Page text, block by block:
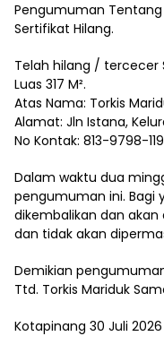
Pengumuman Tentang
Sertifikat Hilang.
Telah hilang / tercecer
Luas 317 M².
Atas Nama: Torkis
Alamat: Jln Istana,
No Kontak: 813-9798-
Dalam waktu dua
pengumuman ini. Bagi
dikembalikan dan
dan tidak akan
Demikian
Ttd. Torkis Mariduk
Kotapinang 30 Juli 2026